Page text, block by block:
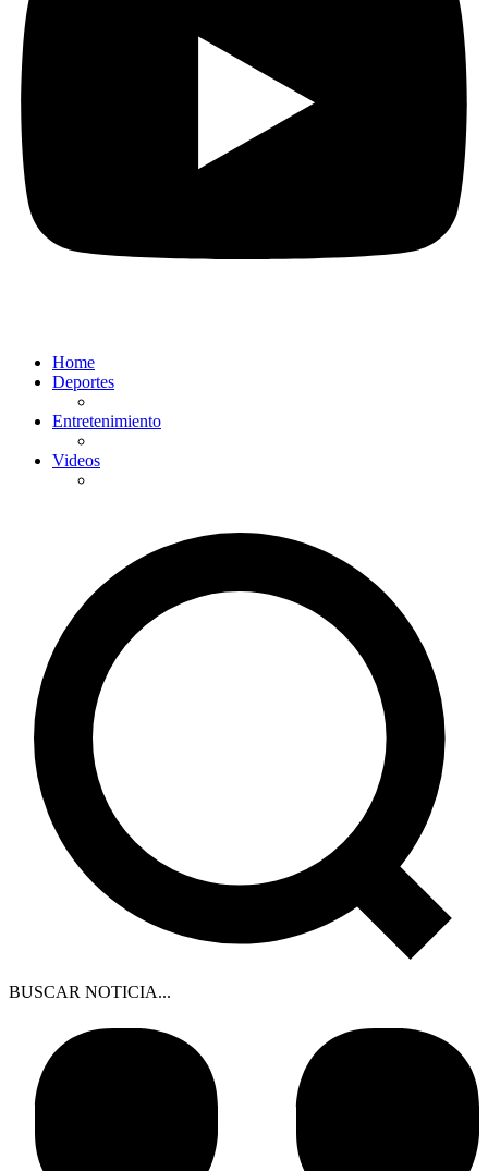
Home
Deportes
Entretenimiento
Videos
BUSCAR NOTICIA...